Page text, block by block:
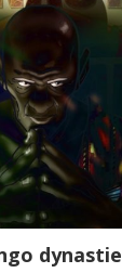
dynastie